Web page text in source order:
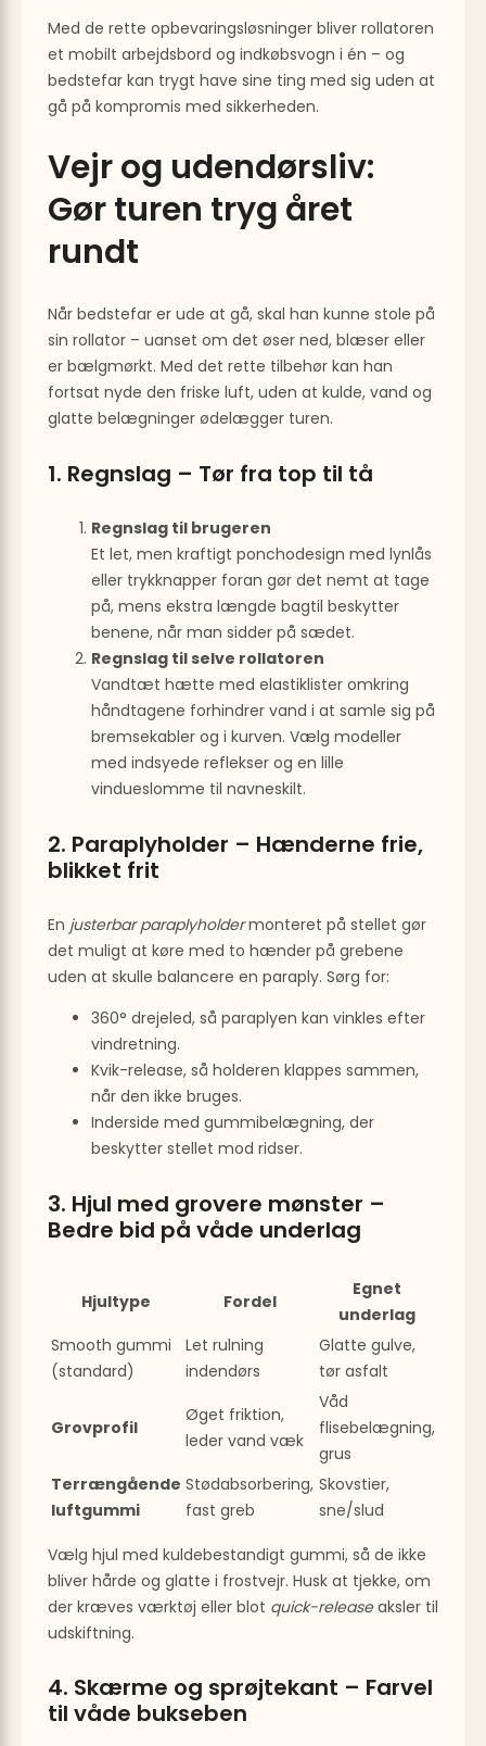
Med de rette opbevaringsløsninger bliver rollatoren
et mobilt arbejdsbord og indkøbsvogn i én – og
bedstefar kan trygt have sine ting med sig uden at
gå på kompromis med sikkerheden.
Vejr og udendørsliv:
Gør turen tryg året
rundt
Når bedstefar er ude at gå, skal han kunne stole på
sin rollator – uanset om det øser ned, blæser eller
er bælgmørkt. Med det rette tilbehør kan han
fortsat nyde den friske luft, uden at kulde, vand og
glatte belægninger ødelægger turen.
1. Regnslag – Tør fra top til tå
Regnslag til brugeren
Et let, men kraftigt ponchodesign med lynlås
eller trykknapper foran gør det nemt at tage
på, mens ekstra længde bagtil beskytter
benene, når man sidder på sædet.
Regnslag til selve rollatoren
Vandtæt hætte med elastiklister omkring
håndtagene forhindrer vand i at samle sig på
bremsekabler og i kurven. Vælg modeller
med indsyede reflekser og en lille
vindueslomme til navneskilt.
2. Paraplyholder – Hænderne frie,
blikket frit
En justerbar paraplyholdermonteret på stellet gør
det muligt at køre med to hænder på grebene
uden at skulle balancere en paraply. Sørg for:
360° drejeled, så paraplyen kan vinkles efter
vindretning.
Kvik-release, så holderen klappes sammen,
når den ikke bruges.
Inderside med gummibelægning, der
beskytter stellet mod ridser.
3. Hjul med grovere mønster –
Bedre bid på våde underlag
Hjultype Fordel
Egnet
underlag
Smooth gummi
(standard)
Let rulning
indendørs
Glatte gulve,
tør asfalt
Grovprofil
Øget friktion,
leder vand væk
Våd
flisebelægning,
grus
Terrængående
luftgummi
Stødabsorbering,
fast greb
Skovstier,
sne/slud
Vælg hjul med kuldebestandigt gummi, så de ikke
bliver hårde og glatte i frostvejr. Husk at tjekke, om
der kræves værktøj eller blot quick-releaseaksler til
udskiftning.
4. Skærme og sprøjtekant – Farvel
til våde bukseben